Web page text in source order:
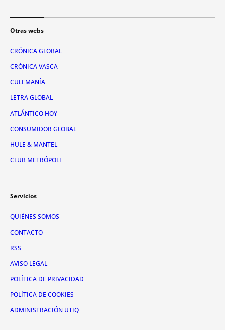
Otras webs
CRÓNICA GLOBAL
CRÓNICA VASCA
CULEMANÍA
LETRA GLOBAL
ATLÁNTICO HOY
CONSUMIDOR GLOBAL
HULE & MANTEL
CLUB METRÓPOLI
Servicios
QUIÉNES SOMOS
CONTACTO
RSS
AVISO LEGAL
POLÍTICA DE PRIVACIDAD
POLÍTICA DE COOKIES
ADMINISTRACIÓN UTIQ